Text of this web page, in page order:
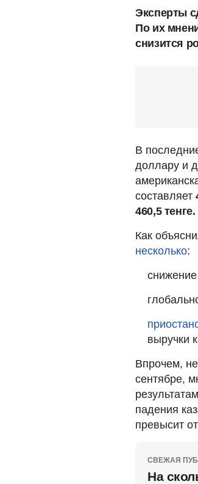
Эксперты
По их
снизится
В
доллару и
составляет
460,5 тенге.
Как
несколько:
снижение
выручки
Впрочем,
сентябре,
падения
превысит
СВЕЖАЯ
На